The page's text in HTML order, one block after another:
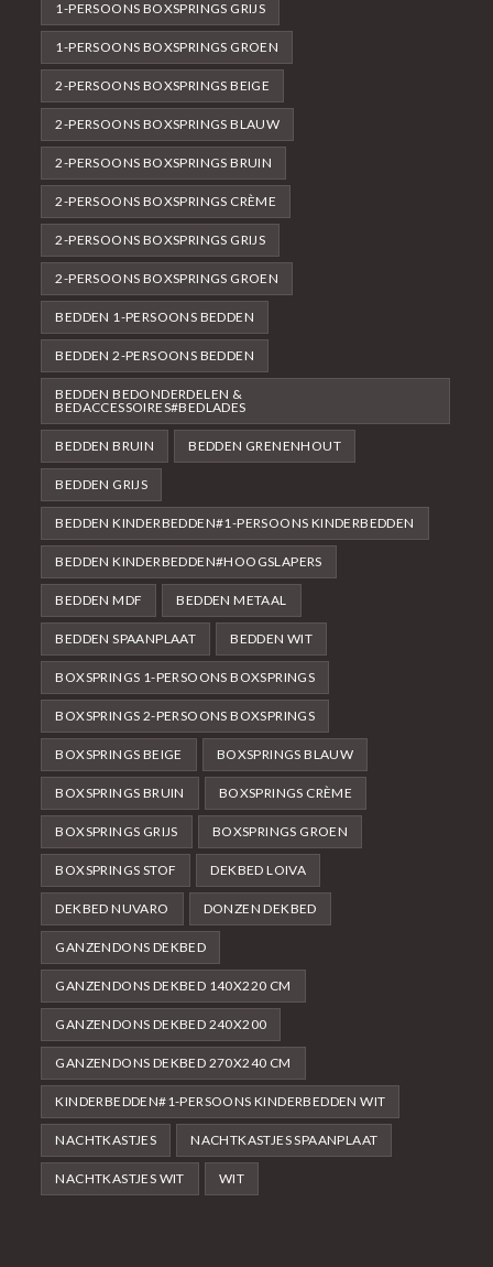
1-PERSOONS BOXSPRINGS GRIJS
1-PERSOONS BOXSPRINGS GROEN
2-PERSOONS BOXSPRINGS BEIGE
2-PERSOONS BOXSPRINGS BLAUW
2-PERSOONS BOXSPRINGS BRUIN
2-PERSOONS BOXSPRINGS CRÈME
2-PERSOONS BOXSPRINGS GRIJS
2-PERSOONS BOXSPRINGS GROEN
BEDDEN 1-PERSOONS BEDDEN
BEDDEN 2-PERSOONS BEDDEN
BEDDEN BEDONDERDELEN &
BEDACCESSOIRES#BEDLADES
BEDDEN BRUIN BEDDEN GRENENHOUT
BEDDEN GRIJS
BEDDEN KINDERBEDDEN#1-PERSOONS KINDERBEDDEN
BEDDEN KINDERBEDDEN#HOOGSLAPERS
BEDDEN MDF BEDDEN METAAL
BEDDEN SPAANPLAAT BEDDEN WIT
BOXSPRINGS 1-PERSOONS BOXSPRINGS
BOXSPRINGS 2-PERSOONS BOXSPRINGS
BOXSPRINGS BEIGE BOXSPRINGS BLAUW
BOXSPRINGS BRUIN BOXSPRINGS CRÈME
BOXSPRINGS GRIJS BOXSPRINGS GROEN
BOXSPRINGS STOF DEKBED LOIVA
DEKBED NUVARO DONZEN DEKBED
GANZENDONS DEKBED
GANZENDONS DEKBED 140X220 CM
GANZENDONS DEKBED 240X200
GANZENDONS DEKBED 270X240 CM
KINDERBEDDEN#1-PERSOONS KINDERBEDDEN WIT
NACHTKASTJES NACHTKASTJES SPAANPLAAT
NACHTKASTJES WIT WIT